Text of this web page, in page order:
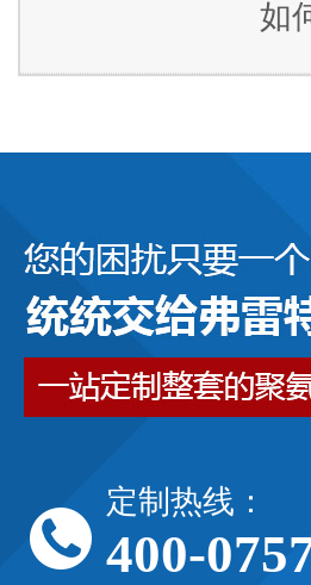
如
定制热线：
400-